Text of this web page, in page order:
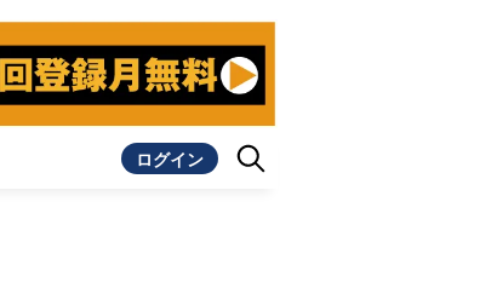
ログイン